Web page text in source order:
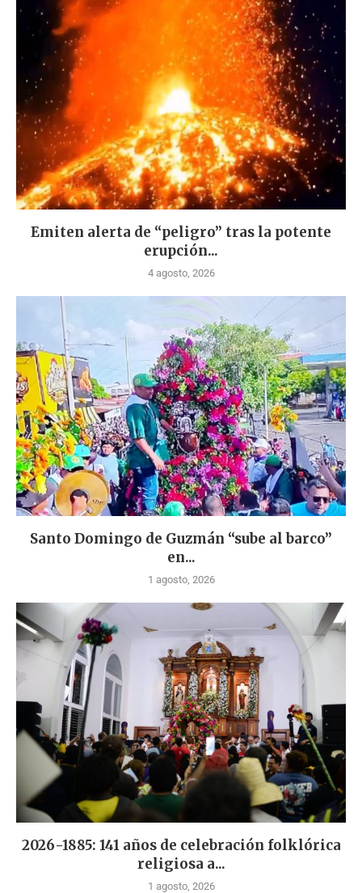
Emiten alerta de “peligro” tras la potente
erupción...
4 agosto, 2026
Santo Domingo de Guzmán “sube al barco”
en...
1 agosto, 2026
2026-1885: 141 años de celebración folklórica
religiosa a...
1 agosto, 2026